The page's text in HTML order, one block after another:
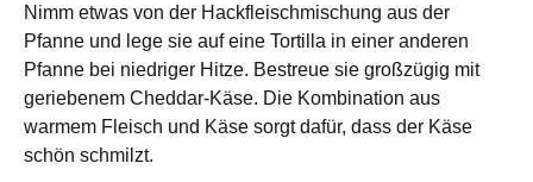
Nimm etwas von der Hackfleischmischung aus der
Pfanne und lege sie auf eine Tortilla in einer anderen
Pfanne bei niedriger Hitze. Bestreue sie großzügig mit
geriebenem Cheddar-Käse. Die Kombination aus
warmem Fleisch und Käse sorgt dafür, dass der Käse
schön schmilzt.